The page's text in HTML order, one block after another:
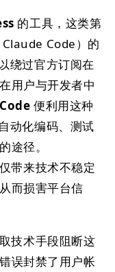
的工具，这类第
Code）的
绕过官方订阅在
用户与开发者中
便利用这种
动化编码、测试
途径。
带来技术不稳定
而损害平台信
技术手段阻断这
误封禁了用户帐